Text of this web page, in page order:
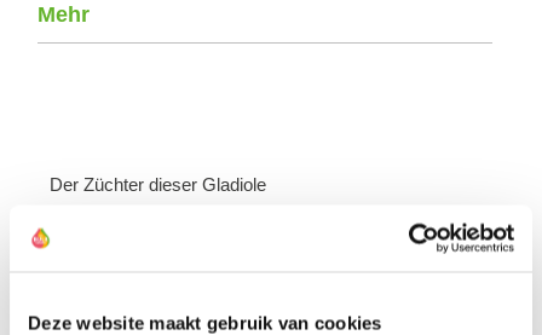
Deze website maakt gebruik van cookies
Mehr
Der Züchter dieser Gladiole